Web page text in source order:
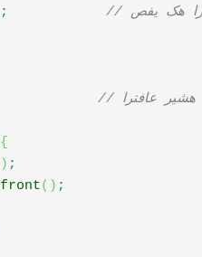
;
خودش صفر است
{
) ;
front( ) ;